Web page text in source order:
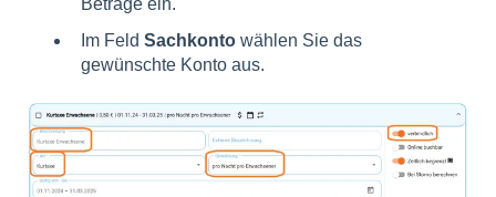
Beträge ein.
Im Feld Sachkonto wählen Sie das
gewünschte Konto aus.